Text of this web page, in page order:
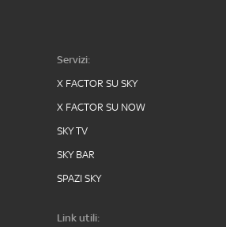
Servizi:
X FACTOR SU SKY
X FACTOR SU NOW
SKY TV
SKY BAR
SPAZI SKY
Link utili: